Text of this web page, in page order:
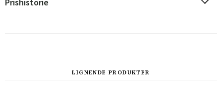
Sverige
Danmark
LIGNENDE PRODUKTER